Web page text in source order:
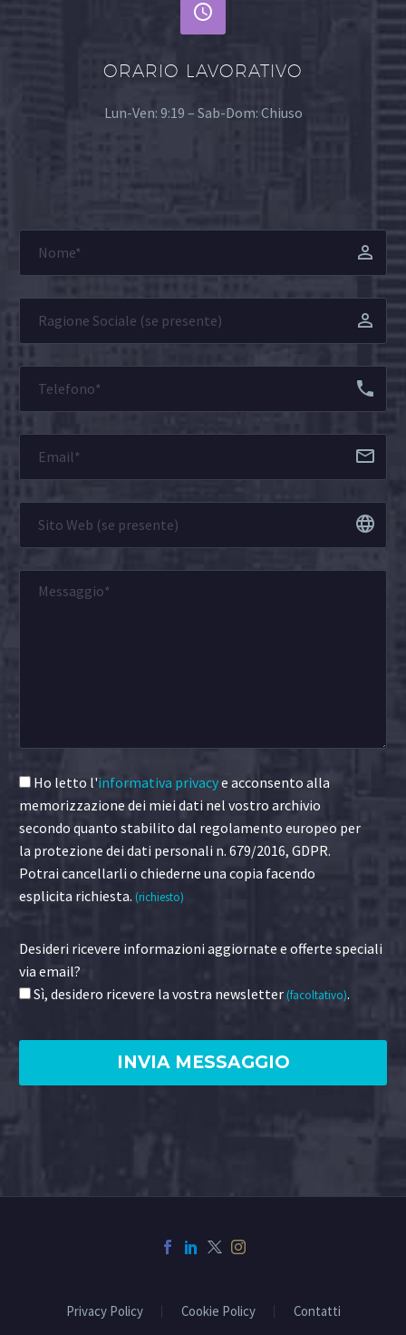


ORARIO LAVORATIVO
Lun-Ven: 9:19 – Sab-Dom: Chiuso
Ho letto l'informativa privacye acconsento alla
memorizzazione dei miei dati nel vostro archivio
secondo quanto stabilito dal regolamento europeo per
la protezione dei dati personali n. 679/2016, GDPR.
Potrai cancellarli o chiederne una copia facendo
esplicita richiesta. (richiesto)
Desideri ricevere informazioni aggiornate e offerte speciali
via email?
Sì, desidero ricevere la vostra newsletter(facoltativo).
Privacy Policy Cookie Policy Contatti